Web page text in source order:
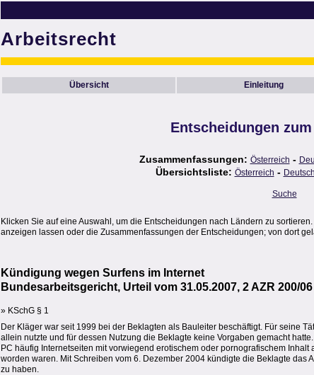
Arbeitsrecht
Übersicht Einleitung
Entscheidungen
Zusammenfassungen: Österreich -
Übersichtsliste: Österreich -
Suche
Klicken Sie auf eine Auswahl, um die Entscheidungen nach Ländern zu
anzeigen lassen oder die Zusammenfassungen der Entscheidungen; von dort
Kündigung wegen Surfens im Internet
Bundesarbeitsgericht, Urteil vom 31.05.2007, 2 AZR 200/06
» KSchG § 1
Der Kläger war seit 1999 bei der Beklagten als Bauleiter beschäftigt. Für seine
allein nutzte und für dessen Nutzung die Beklagte keine Vorgaben gemacht
PC häufig Internetseiten mit vorwiegend erotischem oder pornografischem
worden waren. Mit Schreiben vom 6. Dezember 2004 kündigte die Beklagte das
zu haben.